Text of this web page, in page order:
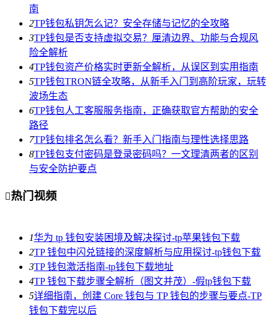
南
2TP钱包私钥怎么记？安全存储与记忆的全攻略
3TP钱包是否支持虚拟交易？厘清边界、功能与合规风
险全解析
4TP钱包资产价格实时更新全解析，从误区到实用指南
5TP钱包TRON链全攻略，从新手入门到高阶玩家，玩转
波场生态
6TP钱包人工客服服务指南，正确获取官方帮助的安全
路径
7TP钱包排名怎么看？新手入门指南与理性选择思路
8TP钱包支付密码是登录密码吗？一文理清两者的区别
与安全防护要点
热门视频
1华为 tp 钱包安装困境及解决探讨-tp苹果钱包下载
2TP 钱包中闪兑链接的深度解析与应用探讨-tp钱包下载
3TP 钱包激活指南-tp钱包下载地址
4TP 钱包下载步骤全解析（图文并茂）-假tp钱包下载
5详细指南，创建 Core 钱包与 TP 钱包的步骤与要点-TP
钱包下载完以后